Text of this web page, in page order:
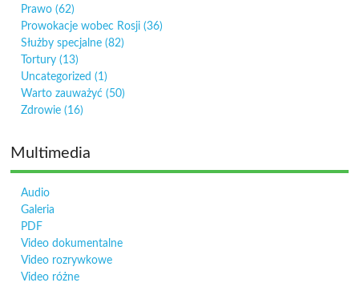
Prawo (62)
Prowokacje wobec Rosji (36)
Służby specjalne (82)
Tortury (13)
Uncategorized (1)
Warto zauważyć (50)
Zdrowie (16)
Multimedia
Audio
Galeria
PDF
Video dokumentalne
Video rozrywkowe
Video różne